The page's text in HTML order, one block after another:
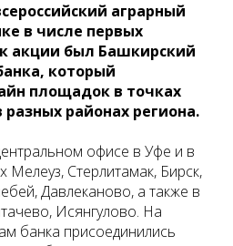
аграрный
в числе первых
акции был Башкирский
который
площадок в точках
разных районах региона.
офисе в Уфе и в
Мелеуз, Стерлитамак, Бирск,
Давлеканово, а также в
Исянгулово. На
банка присоединились